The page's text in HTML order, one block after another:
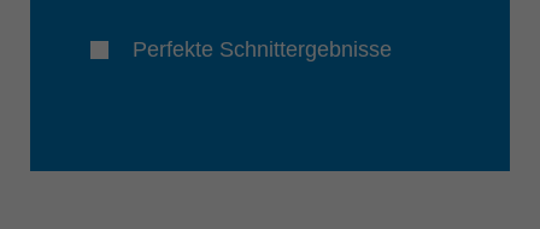
Perfekte Schnittergebnisse